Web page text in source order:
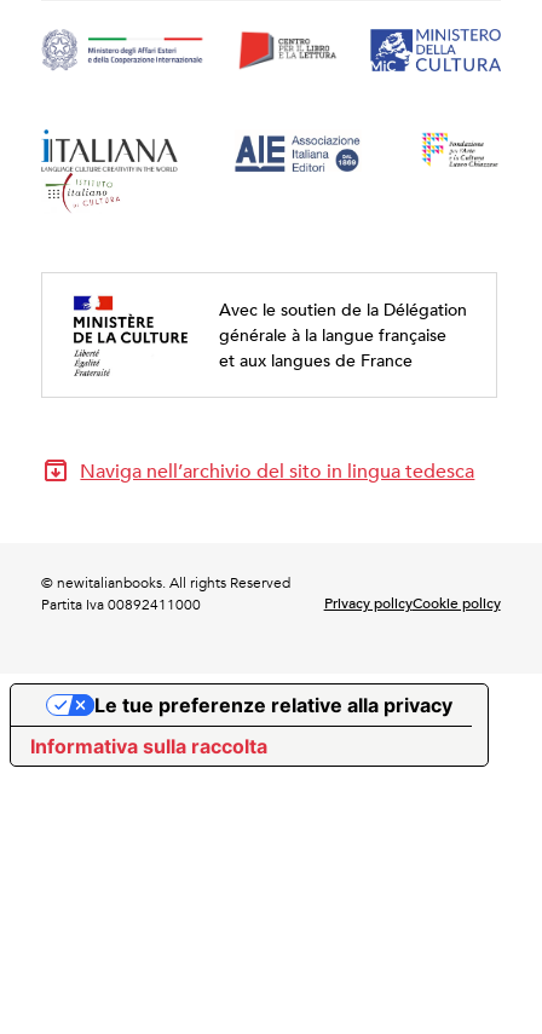
Avec le soutien de la Délégation
générale à la langue française
et aux langues de France
Naviga nell’archivio del sito in lingua tedesca
© newitalianbooks. All rights Reserved
Partita Iva 00892411000
Privacy policyCookie policy
Informativa sulla raccolta
Le tue preferenze relative alla privacy